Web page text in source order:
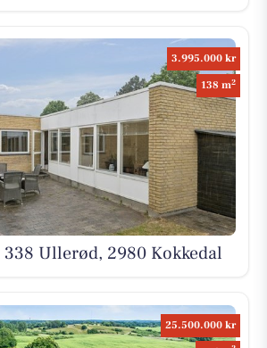
3.995.000 kr
138 m2
Ullerød, 2980 Kokkedal
25.500.000 kr